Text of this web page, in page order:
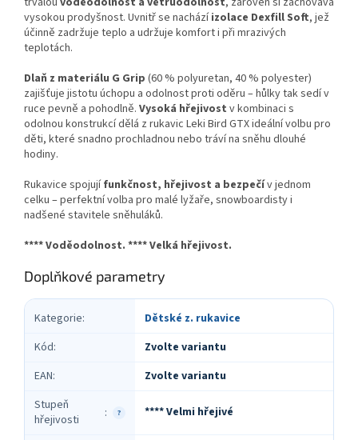
vysokou prodyšnost. Uvnitř se nacházíizolace Dexfill Soft, jež
účinně zadržuje teplo a udržuje komfort i při mrazivých
teplotách.
Dlaň z materiálu G Grip (60 % polyuretan, 40 % polyester)
zajišťuje jistotu úchopu a odolnost proti oděru – hůlky tak sedí v
ruce pevně a pohodlně. Vysoká hřejivost v kombinaci s
odolnou konstrukcí dělá z rukavic Leki Bird GTX ideální volbu pro
děti, které snadno prochladnou nebo tráví na sněhu dlouhé
hodiny.
Rukavice spojujífunkčnost, hřejivost a bezpečív jednom
celku – perfektní volba pro malé lyžaře, snowboardisty i
nadšené stavitele sněhuláků.
**** Voděodolnost. **** Velká hřejivost.
Doplňkové parametry
Kategorie:
Dětské z. rukavice
Kód:
Zvolte variantu
EAN: Zvolte variantu
?
Stupeň
hřejivosti
: **** Velmi hřejivé